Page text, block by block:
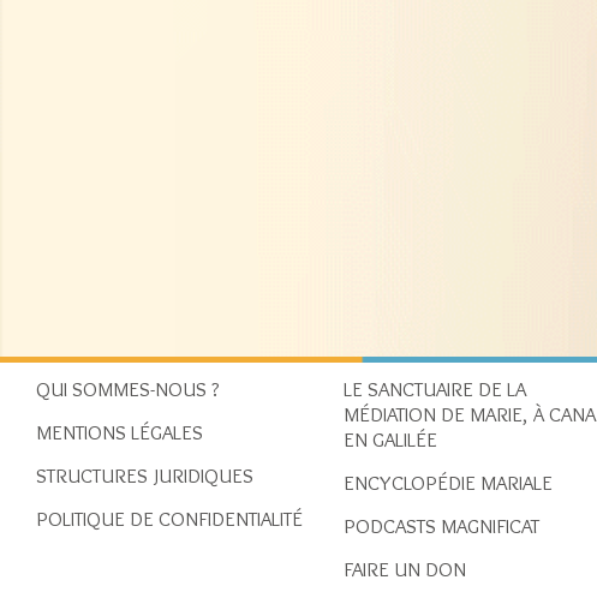
QUI SOMMES-NOUS ?
MENTIONS LÉGALES
STRUCTURES JURIDIQUES
POLITIQUE DE CONFIDENTIALITÉ
LE SANCTUAIRE DE LA
MÉDIATION DE MARIE, À CANA
EN GALILÉE
ENCYCLOPÉDIE MARIALE
PODCASTS MAGNIFICAT
FAIRE UN DON